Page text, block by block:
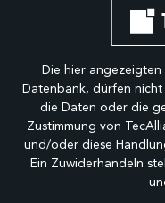
Die hier
Datenbank, dürfen nicht
die Daten oder die
Zustimmung von
und/oder diese
Ein Zuwiderhandeln